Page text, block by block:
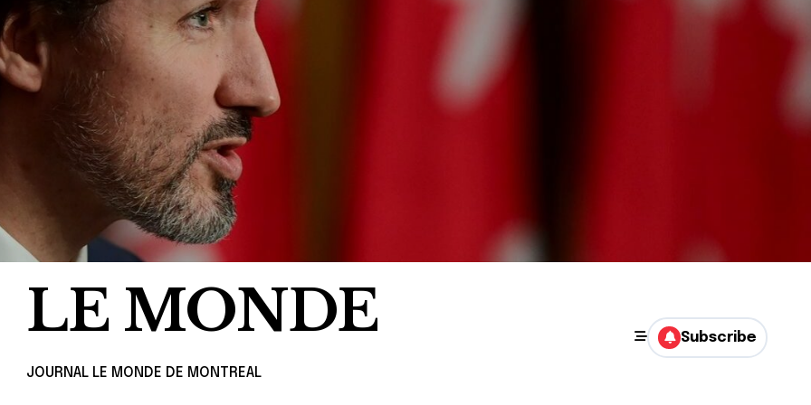
LE MONDE
JOURNAL LE MONDE DE MONTREAL
Subscribe